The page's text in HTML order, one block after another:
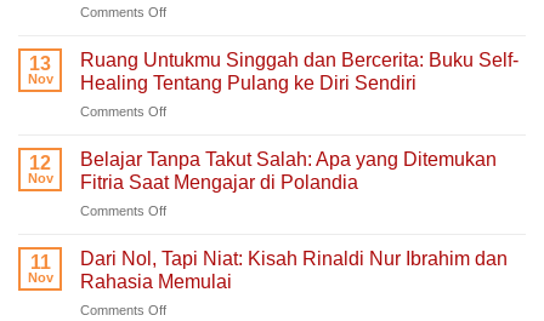
Comments Offon
Terlalu
Untuk
Mengeluh:
Aman
untuk
Berjuang
13
Nov
Ruang Untukmu Singgah dan Bercerita: Buku Self-
Healing Tentang Pulang ke Diri Sendiri
Comments Offon
Untukmu
Singgah
dan
Bercerita:
Self-
Healing
12
Nov
Belajar Tanpa Takut Salah: Apa yang Ditemukan
Fitria Saat Mengajar di Polandia
Comments Offon
Tanpa
Takut
Salah:
Apa
11
Nov
Dari Nol, Tapi Niat: Kisah Rinaldi Nur Ibrahim dan
Rahasia Memulai
Comments Offon